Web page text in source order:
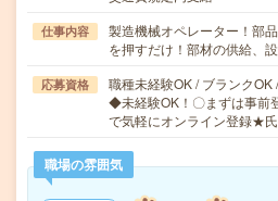
仕事内容
製造機械オペレーター！部
を押すだけ！部材の供給、
応募資格
職種未経験OK / ブランクOK
◆未経験OK！〇まずは事前
で気軽にオンライン登録★
職場の雰囲気